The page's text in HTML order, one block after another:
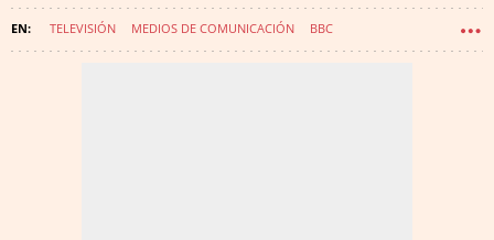
TELEVISIÓN MEDIOS DE COMUNICACIÓN BBC